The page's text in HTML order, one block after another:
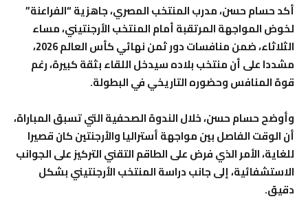
أكد حسام حسن، مدرب المنتخب المصري، جاهزية “الفراعنة”
لخوض المواجهة المرتقبة أمام المنتخب الأرجنتيني، مساء
الثلاثاء، ضمن منافسات دور ثمن نهائي كأس العالم 2026،
مشددا على أن منتخب بلاده سيدخل اللقاء بثقة كبيرة، رغم
قوة المنافس وحضوره التاريخي في البطولة.
وأوضح حسام حسن، خلال الندوة الصحفية التي تسبق المباراة،
أن الوقت الفاصل بين مواجهة أستراليا والأرجنتين كان قصيرا
للغاية، الأمر الذي فرض على الطاقم التقني التركيز على الجوانب
الاستشفائية، إلى جانب دراسة المنتخب الأرجنتيني بشكل
دقيق.